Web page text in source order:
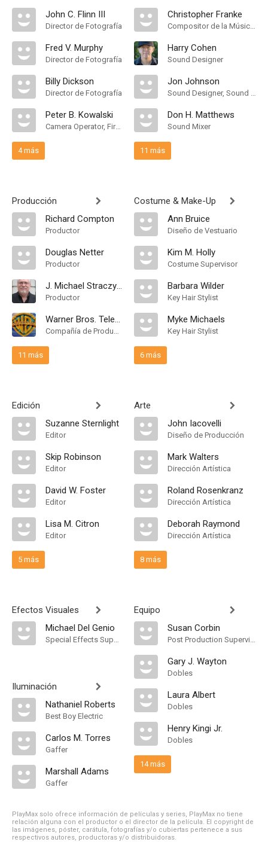
John C. Flinn III
Director de Fotografía
Fred V. Murphy
Director de Fotografía
Billy Dickson
Director de Fotografía
Peter B. Kowalski
Camera Operator, First Assistant Camera
4 más
Producción
Richard Compton
Productor
Douglas Netter
Productor
J. Michael Straczynski
Productor
Warner Bros. Television
Compañía de Produccion
11 más
Edición
Suzanne Sternlight
Editor
Skip Robinson
Editor
David W. Foster
Editor
Lisa M. Citron
Editor
5 más
Efectos Visuales
Michael Del Genio
Special Effects Supervisor
Iluminación
Nathaniel Roberts
Best Boy Electric
Carlos M. Torres
Gaffer
Marshall Adams
Gaffer
Christopher Franke
Compositor de la Música Original, Música
Harry Cohen
Sound Designer
Jon Johnson
Sound Designer, Sound Supervisor
Don H. Matthews
Sound Mixer
11 más
Costume & Make-Up
Ann Bruice
Diseño de Vestuario
Kim M. Holly
Costume Supervisor
Barbara Wilder
Key Hair Stylist
Myke Michaels
Key Hair Stylist
6 más
Arte
John Iacovelli
Diseño de Producción
Mark Walters
Dirección Artística
Roland Rosenkranz
Dirección Artística
Deborah Raymond
Dirección Artística
8 más
Equipo
Susan Corbin
Post Production Supervisor
Gary J. Wayton
Dobles
Laura Albert
Dobles
Henry Kingi Jr.
Dobles
14 más
PlayMax solo ofrece información de películas y series, PlayMax no tiene
relación alguna con el productor o el director de la película. El copyright de
las imágenes, póster, carátula, fotografías y/o cubiertas pertenece a sus
respectivos autores, productoras y/o distribuidoras.